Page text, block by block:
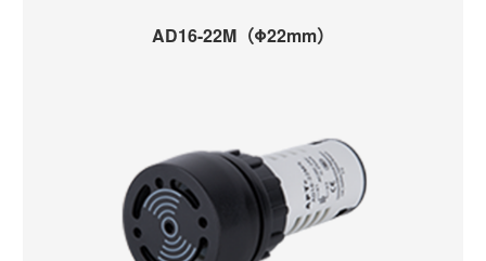
AD16-22M（Φ22mm）